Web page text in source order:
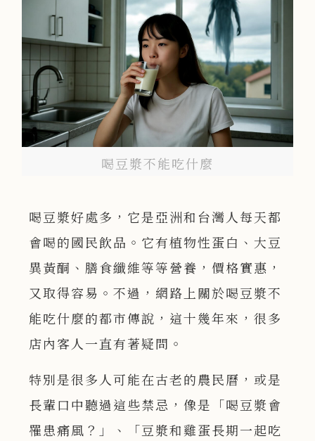
喝豆漿不能吃什麼
喝豆漿好處多，它是亞洲和台灣人每天都
會喝的國民飲品。它有植物性蛋白、大豆
異黃酮、膳食纖維等等營養，價格實惠，
又取得容易。不過，網路上關於喝豆漿不
能吃什麼的都市傳說，這十幾年來，很多
店內客人一直有著疑問。
特別是很多人可能在古老的農民曆，或是
長輩口中聽過這些禁忌，像是「喝豆漿會
罹患痛風？」、「豆漿和雞蛋長期一起吃